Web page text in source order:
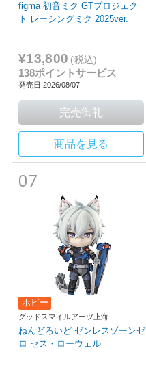
figma 初音ミク GTプロジェク
ト レーシングミク 2025ver.
¥13,800 (税込)
138ポイントサービス
発売日:2026/08/07
商品を見る
07
ホビー
グッドスマイルアーツ上海
ねんどろいど ゼンレスゾーンゼ
ロ セス・ローウェル